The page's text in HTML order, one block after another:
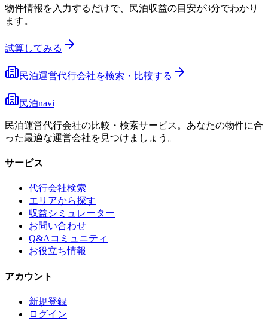
物件情報を入力するだけで、民泊収益の目安が3分でわかり
ます。
試算してみる
民泊運営代行会社を検索・比較する
民泊navi
民泊運営代行会社の比較・検索サービス。あなたの物件に合
った最適な運営会社を見つけましょう。
サービス
代行会社検索
エリアから探す
収益シミュレーター
お問い合わせ
Q&Aコミュニティ
お役立ち情報
アカウント
新規登録
ログイン